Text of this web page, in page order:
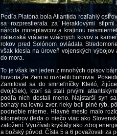
Podľa Platóna bola Atlantída rozľahlý
sa rozprestierala za Heraklovými
národa moreplavcov a krajinou
náleziská vrátane vzácnych kovov a
rokov pred Solónom ovládala
však klesla na úroveň vojenských
do mora.
To je však len jeden z mnohých opisov
hovoria,že Zem si rozdelili bohovia.
Zamiloval sa do smrteľníčky Kleitó,
dvojičiek), ktorí sa stali prvými
podľa nich dostali meno. Najstarší syn
bohatý na lovnú zver, rieky boli plné rýb,
podnebie mierne. Hlavné mesto malo
kilometrov (teda o niečo viac ako
založení. Využívali kryštály ako zdroj
a božský pôvod. Čísla 5 a 6 považovali za